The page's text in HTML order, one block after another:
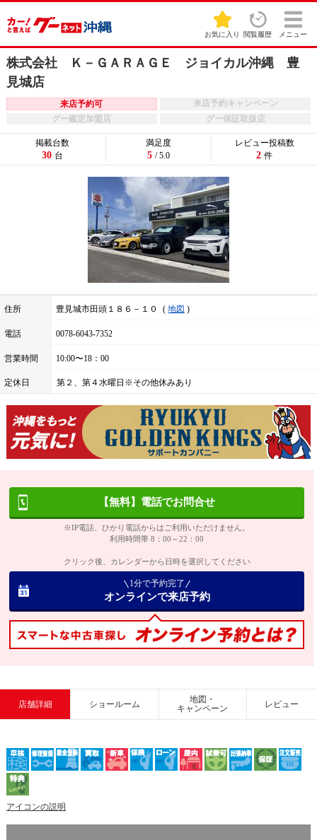
お気に入り 閲覧履歴 メニュー
株式会社 Ｋ－ＧＡＲＡＧＥ ジョイカル沖縄 豊
見城店
来店予約可
来店予約キャンペーン
グー鑑定加盟店
グー保証取扱店
住所 豊見城市田頭１８６－１０ 地図
電話 0078-6043-7352
営業時間 10:00〜18：00
定休日 第２、第４水曜日※その他休みあり
掲載台数
30 台
満足度
5 / 5.0
レビュー投稿数
2 件
【無料】電話でお問合せ
※IP電話、ひかり電話からはご利用いただけません。
利用時間帯 8：00～22：00
クリック後、カレンダーから日時を選択してください
1分で予約完了
オンラインで来店予約
店舗詳細 ショールーム
地図・
キャンペーン
レビュー
アイコンの説明